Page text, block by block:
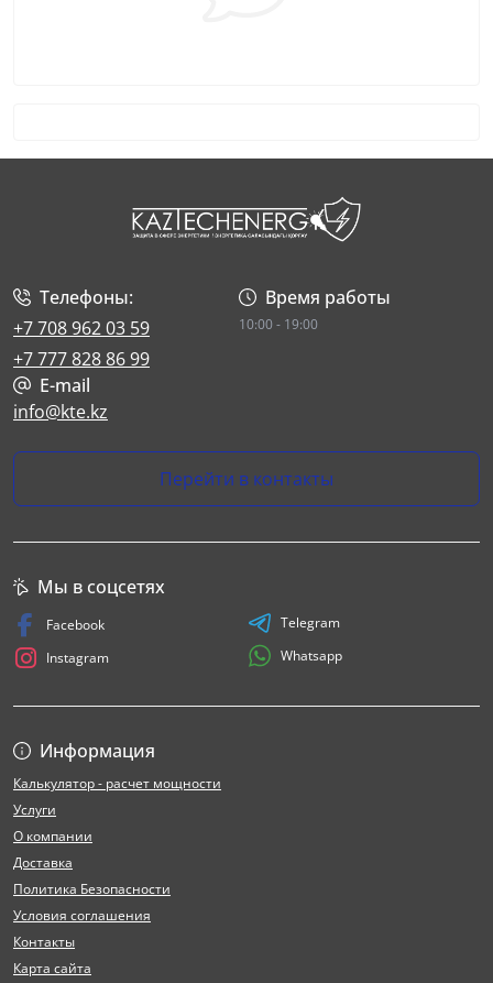
Телефоны:
+7 708 962 03 59
+7 777 828 86 99
Время работы
10:00 - 19:00
E-mail
info@kte.kz
Перейти в контакты
Информация
Калькулятор - расчет мощности
Услуги
О компании
Доставка
Политика Безопасности
Условия соглашения
Контакты
Карта сайта
Мы в соцсетях
Facebook
Instagram
Telegram
Whatsapp